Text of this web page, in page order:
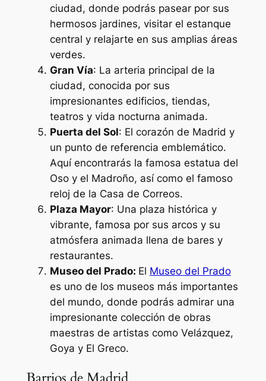
ciudad, donde podrás pasear por sus
hermosos jardines, visitar el estanque
central y relajarte en sus amplias áreas
verdes.
Gran Vía: La arteria principal de la
ciudad, conocida por sus
impresionantes edificios, tiendas,
teatros y vida nocturna animada.
Puerta del Sol: El corazón de Madrid y
un punto de referencia emblemático.
Aquí encontrarás la famosa estatua del
Oso y el Madroño, así como el famoso
reloj de la Casa de Correos.
Plaza Mayor: Una plaza histórica y
vibrante, famosa por sus arcos y su
atmósfera animada llena de bares y
restaurantes.
Museo del Prado: El Museo del Prado
es uno de los museos más importantes
del mundo, donde podrás admirar una
impresionante colección de obras
maestras de artistas como Velázquez,
Goya y El Greco.